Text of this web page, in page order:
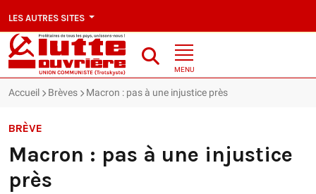
LES AUTRES SITES
MENU
Accueil Brèves Macron : pas à une injustice près
BRÈVE
Macron : pas à une injustice
près